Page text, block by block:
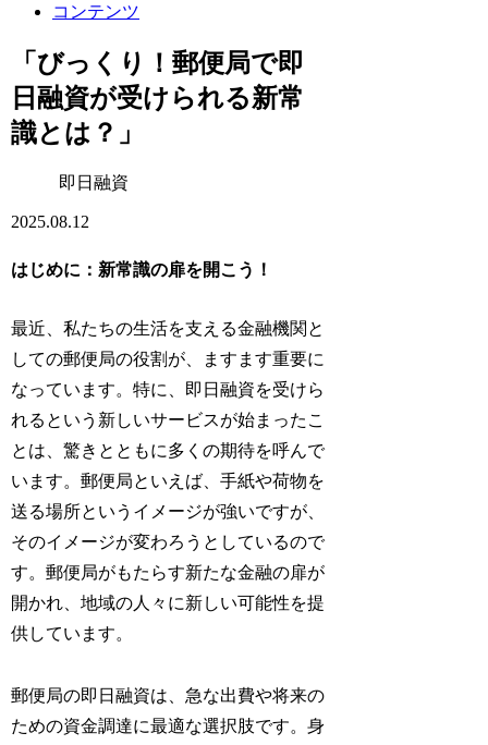
コンテンツ
「びっくり！郵便局で即
日融資が受けられる新常
識とは？」
即日融資
2025.08.12
はじめに：新常識の扉を開こう！
最近、私たちの生活を支える金融機関と
しての郵便局の役割が、ますます重要に
なっています。特に、即日融資を受けら
れるという新しいサービスが始まったこ
とは、驚きとともに多くの期待を呼んで
います。郵便局といえば、手紙や荷物を
送る場所というイメージが強いですが、
そのイメージが変わろうとしているので
す。郵便局がもたらす新たな金融の扉が
開かれ、地域の人々に新しい可能性を提
供しています。
郵便局の即日融資は、急な出費や将来の
ための資金調達に最適な選択肢です。身